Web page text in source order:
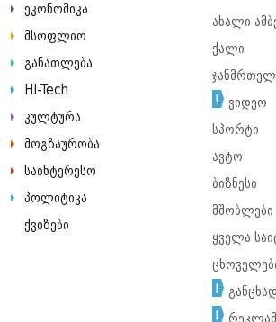
ეკონომიკა
მსოფლიო
განათლება
HI-Tech
კულტურა
მოგზაურობა
საინტერესო
პოლიტიკა
ქვიზები
ახალი
ქალი
ვიდეო
სპორტი
ავტო
ბიზნესი
მშობლები
ყველა